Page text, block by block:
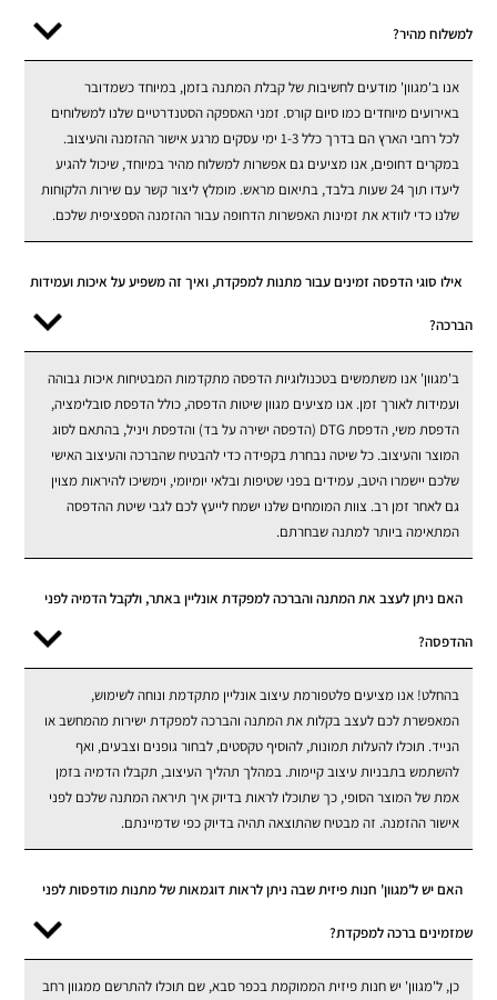
למשלוח מהיר?
אנו ב'מגוון' מודעים לחשיבות של קבלת המתנה בזמן, במיוחד כשמדובר
באירועים מיוחדים כמו סיום קורס. זמני האספקה הסטנדרטיים שלנו למשלוחים
לכל רחבי הארץ הם בדרך כלל 1-3 ימי עסקים מרגע אישור ההזמנה והעיצוב.
במקרים דחופים, אנו מציעים גם אפשרות למשלוח מהיר במיוחד, שיכול להגיע
ליעדו תוך 24 שעות בלבד, בתיאום מראש. מומלץ ליצור קשר עם שירות הלקוחות
שלנו כדי לוודא את זמינות האפשרות הדחופה עבור ההזמנה הספציפית שלכם.
אילו סוגי הדפסה זמינים עבור מתנות למפקדת, ואיך זה משפיע על איכות ועמידות
הברכה?
ב'מגוון' אנו משתמשים בטכנולוגיות הדפסה מתקדמות המבטיחות איכות גבוהה
ועמידות לאורך זמן. אנו מציעים מגוון שיטות הדפסה, כולל הדפסת סובלימציה,
הדפסת משי, הדפסת DTG (הדפסה ישירה על בד) והדפסת ויניל, בהתאם לסוג
המוצר והעיצוב. כל שיטה נבחרת בקפידה כדי להבטיח שהברכה והעיצוב האישי
שלכם יישמרו היטב, עמידים בפני שטיפות ובלאי יומיומי, וימשיכו להיראות מצוין
גם לאחר זמן רב. צוות המומחים שלנו ישמח לייעץ לכם לגבי שיטת ההדפסה
המתאימה ביותר למתנה שבחרתם.
האם ניתן לעצב את המתנה והברכה למפקדת אונליין באתר, ולקבל הדמיה לפני
ההדפסה?
בהחלט! אנו מציעים פלטפורמת עיצוב אונליין מתקדמת ונוחה לשימוש,
המאפשרת לכם לעצב בקלות את המתנה והברכה למפקדת ישירות מהמחשב או
הנייד. תוכלו להעלות תמונות, להוסיף טקסטים, לבחור גופנים וצבעים, ואף
להשתמש בתבניות עיצוב קיימות. במהלך תהליך העיצוב, תקבלו הדמיה בזמן
אמת של המוצר הסופי, כך שתוכלו לראות בדיוק איך תיראה המתנה שלכם לפני
אישור ההזמנה. זה מבטיח שהתוצאה תהיה בדיוק כפי שדמיינתם.
האם יש ל'מגוון' חנות פיזית שבה ניתן לראות דוגמאות של מתנות מודפסות לפני
שמזמינים ברכה למפקדת?
כן, ל'מגוון' יש חנות פיזית הממוקמת בכפר סבא, שם תוכלו להתרשם ממגוון רחב